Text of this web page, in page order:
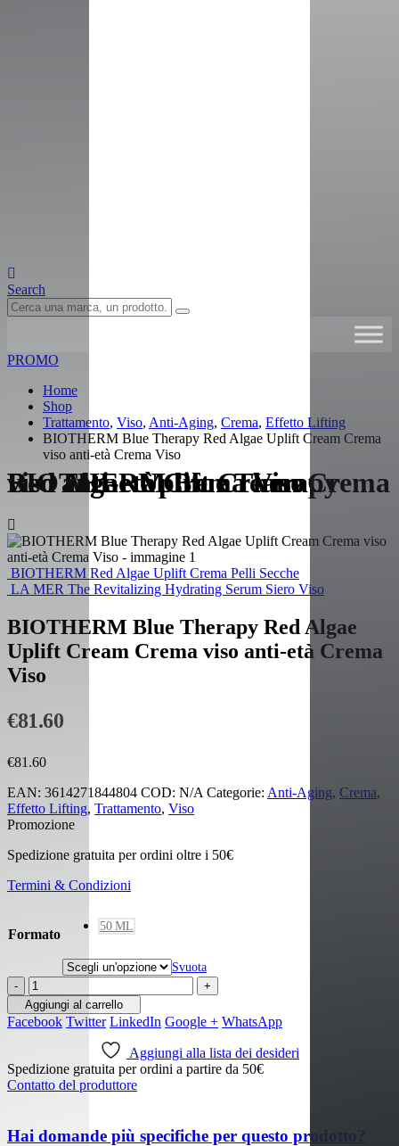
Search
PROMO
Home
Shop
Trattamento, Viso, Anti-Aging, Crema, Effetto Lifting
BIOTHERM Blue Therapy Red Algae Uplift Cream Crema
viso anti-età Crema Viso
BIOTHERM Blue Therapy Red Algae Uplift Cream Crema viso anti-età Crema Viso
BIOTHERM Red Algae Uplift Crema Pelli Secche
LA MER The Revitalizing Hydrating Serum Siero Viso
BIOTHERM Blue Therapy Red Algae
Uplift Cream Crema viso anti-età Crema
Viso
€81.60
€81.60
EAN: 3614271844804 COD: N/A Categorie: Anti-Aging, Crema,
Effetto Lifting, Trattamento, Viso
Promozione
Spedizione gratuita per ordini oltre i 50€
Termini & Condizioni
Formato
50 ML
Svuota
-
+
Aggiungi al carrello
Facebook Twitter LinkedIn Google + WhatsApp
Aggiungi alla lista dei desideri
Spedizione gratuita per ordini a partire da 50€
Contatto del produttore
Hai domande più specifiche per questo prodotto?